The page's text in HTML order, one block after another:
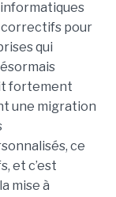
correctifs pour
qui
fortement
une migration
ce
et c’est
mise à